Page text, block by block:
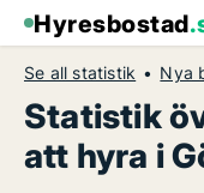
Hyresbostad
Se all statistik Nya
Statistik
att hyra i